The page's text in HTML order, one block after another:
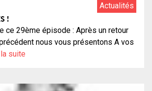
Actualités
!
ce 29ème épisode : Après un retour
nous vous présentons A vos
suite